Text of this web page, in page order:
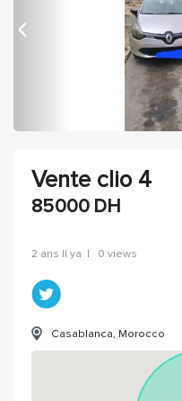
Vente clio 4
85000 DH
2 ans Il ya | 0 views
Casablanca, Morocco